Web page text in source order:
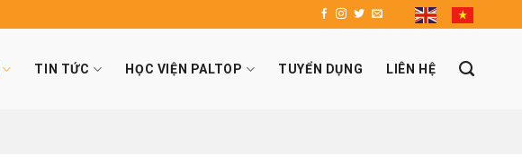
TIN TỨC HỌC VIỆN PALTOP TUYỂN DỤNG LIÊN HỆ